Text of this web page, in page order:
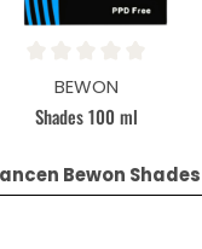
Bewertung von 0 von
BEWON
Shades 100 ml
Bewon Shades